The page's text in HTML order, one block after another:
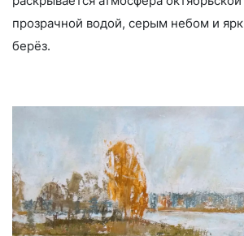
прозрачной водой, серым небом и
берёз.